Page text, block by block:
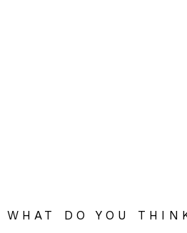
WHAT DO YOU